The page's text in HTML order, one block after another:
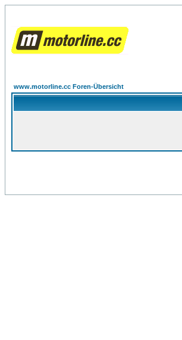
www.motorline.cc Foren-Übersicht